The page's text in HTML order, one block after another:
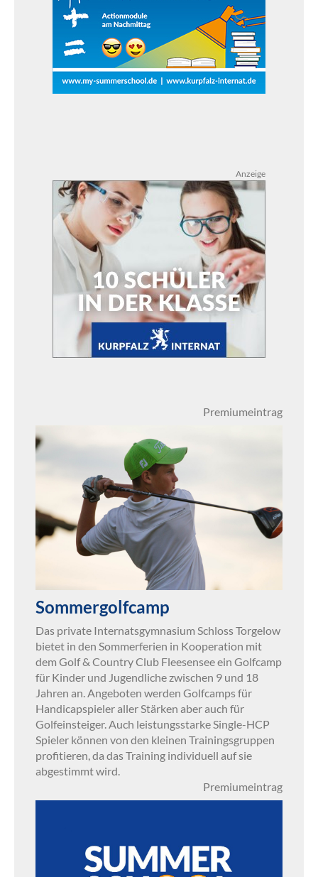
Anzeige
Premiumeintrag
Sommergolfcamp
Das private Internatsgymnasium Schloss Torgelow
bietet in den Sommerferien in Kooperation mit
dem Golf & Country Club Fleesensee ein Golfcamp
für Kinder und Jugendliche zwischen 9 und 18
Jahren an. Angeboten werden Golfcamps für
Handicapspieler aller Stärken aber auch für
Golfeinsteiger. Auch leistungsstarke Single-HCP
Spieler können von den kleinen Trainingsgruppen
profitieren, da das Training individuell auf sie
abgestimmt wird.
Premiumeintrag